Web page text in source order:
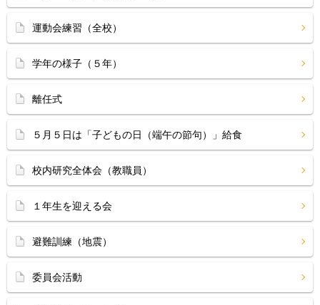
運動会練習（全校）
学年の様子（５年）
離任式
５月５日は「子どもの日（端午の節句）」給食
校内研究全体会（教職員）
１年生を迎える会
避難訓練（地震）
委員会活動